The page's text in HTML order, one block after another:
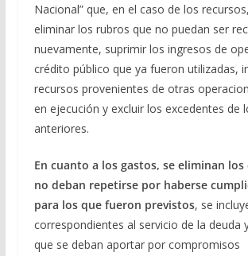
Nacional” que, en el caso de los
eliminar los rubros que no puedan ser
nuevamente, suprimir los ingresos de
crédito público que ya fueron utilizadas,
recursos provenientes de otras
en ejecución y excluir los excedentes de
anteriores.
En cuanto a los gastos, se eliminan
no deban repetirse por haberse
para los que fueron previstos, se
correspondientes al servicio de la deuda
que se deban aportar por compromisos